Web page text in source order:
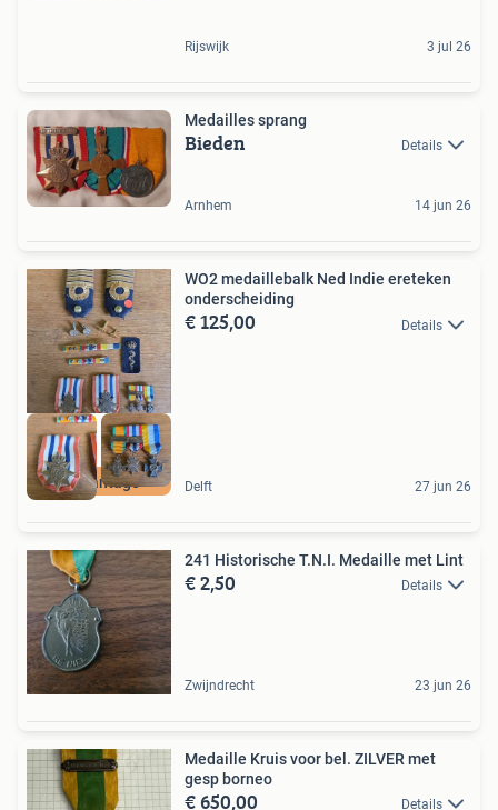
Rijswijk 3 jul 26
Medailles sprang
Bieden Details
Arnhem 14 jun 26
Brocantage
WO2 medaillebalk Ned Indie ereteken
onderscheiding
€ 125,00 Details
Delft 27 jun 26
241 Historische T.N.I. Medaille met Lint
€ 2,50 Details
Zwijndrecht 23 jun 26
Medaille Kruis voor bel. ZILVER met
gesp borneo
€ 650,00 Details